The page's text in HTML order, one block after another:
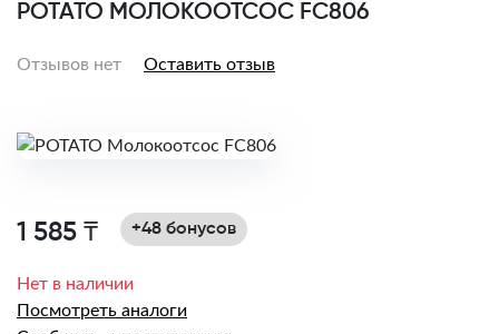
РОТАТО МОЛОКООТСОС FC806
Отзывов нет Оставить отзыв
1 585 ₸ +48 бонусов
Нет в наличии
Посмотреть аналоги